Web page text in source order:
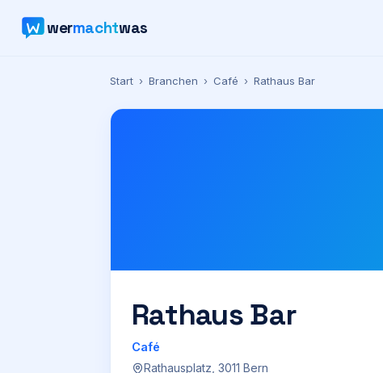
wermachtwas
Start › Branchen › Café › Rathaus Bar
Rathaus Bar
Café
Rathausplatz, 3011 Bern